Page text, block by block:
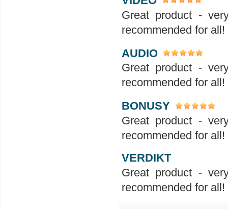
Great product -
recommended for
AUDIO
Great product -
recommended for
BONUSY
Great product -
recommended for
VERDIKT
Great product -
recommended for